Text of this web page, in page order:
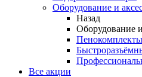
Оборудование и
Назад
Оборудование
Все акции